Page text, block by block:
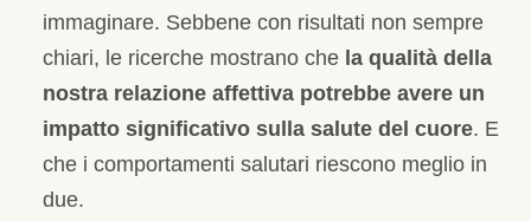
immaginare. Sebbene con risultati non sempre
chiari, le ricerche mostrano che la qualità della
nostra relazione affettiva potrebbe avere un
impatto significativo sulla salute del cuore. E
che i comportamenti salutari riescono meglio in
due.